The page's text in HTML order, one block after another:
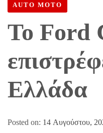
AUTO MOTO
Το Ford
Ελλάδα
Posted on: 14 Αυγούστου,